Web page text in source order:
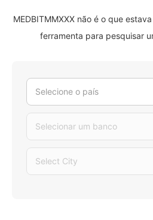
MEDBITMMXXX não é o que
ferramenta para pesquisar
Selecione o país
Selecionar um banco
Select City